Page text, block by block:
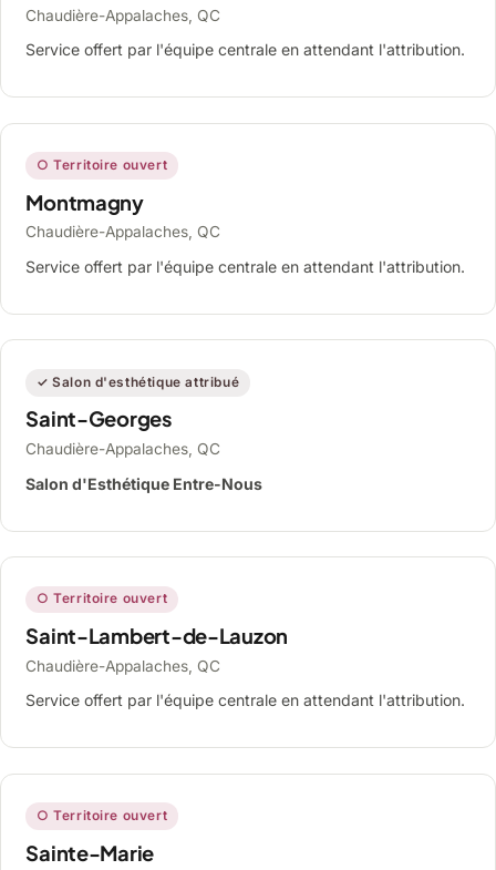
Chaudière-Appalaches, QC
Service offert par l'équipe centrale en attendant l'attribution.
○ Territoire ouvert
Montmagny
Chaudière-Appalaches, QC
Service offert par l'équipe centrale en attendant l'attribution.
✓ Salon d'esthétique attribué
Saint-Georges
Chaudière-Appalaches, QC
Salon d'Esthétique Entre-Nous
○ Territoire ouvert
Saint-Lambert-de-Lauzon
Chaudière-Appalaches, QC
Service offert par l'équipe centrale en attendant l'attribution.
○ Territoire ouvert
Sainte-Marie